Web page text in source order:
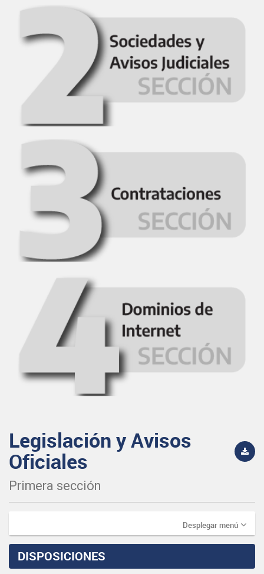
Legislación y Avisos
Oficiales
Primera sección
Desplegar menú
DISPOSICIONES